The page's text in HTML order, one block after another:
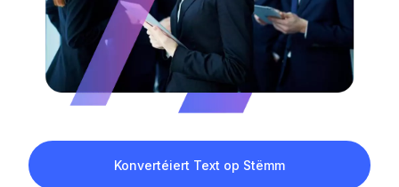
Konvertéiert Text op Stëmm